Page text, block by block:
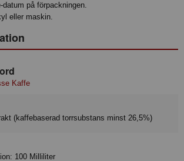
på förpackningen.
eller maskin.
Kaffe
(kaffebaserad torrsubstans minst 26,5%)
100 Milliliter